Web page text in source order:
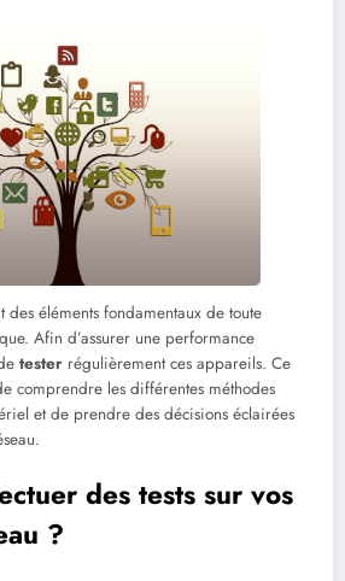
des éléments fondamentaux de toute
Afin d’assurer une performance
tester régulièrement ces appareils. Ce
comprendre les différentes méthodes
et de prendre des décisions éclairées
des tests sur vos
?